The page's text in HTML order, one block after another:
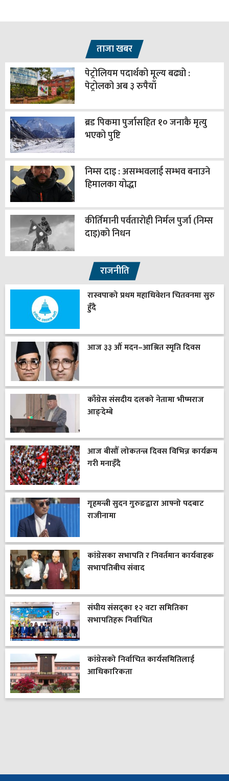
ताजा खबर
पेट्रोलियम पदार्थको मूल्य बढ्यो :
पेट्रोलको अब ३ रुपैयाँ
ब्रड पिकमा पुर्जासहित १० जनाकै मृत्यु
भएको पुष्टि
निम्स दाइ : असम्भवलाई सम्भव बनाउने
हिमालका योद्धा
कीर्तिमानी पर्वतारोही निर्मल पुर्जा (निम्स
दाइ)को निधन
राजनीति
रास्वपाको प्रथम महाधिवेशन चितवनमा सुरु
हुँदै
आज ३३ औँ मदन–आश्रित स्मृति दिवस
काँग्रेस संसदीय दलको नेतामा भीष्मराज
आङ्देम्बे
आज बीसौँ लोकतन्त्र दिवस विभिन्न कार्यक्रम
गरी मनाइँदै
गृहमन्त्री सुदन गुरुङद्वारा आफ्नो पदबाट
राजीनामा
कांग्रेसका सभापति र निवर्तमान कार्यवाहक
सभापतिबीच संवाद
संघीय संसद्का १२ वटा समितिका
सभापतिहरू निर्वाचित
कांग्रेसको निर्वाचित कार्यसमितिलाई
आधिकारिकता